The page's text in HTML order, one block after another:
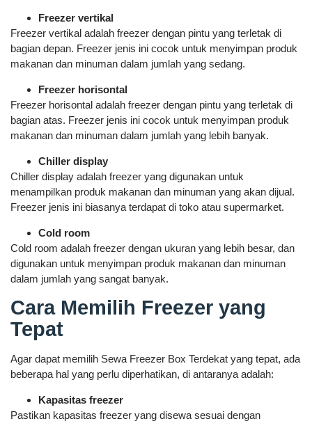
Freezer vertikal
Freezer vertikal adalah freezer dengan pintu yang terletak di
bagian depan. Freezer jenis ini cocok untuk menyimpan produk
makanan dan minuman dalam jumlah yang sedang.
Freezer horisontal
Freezer horisontal adalah freezer dengan pintu yang terletak di
bagian atas. Freezer jenis ini cocok untuk menyimpan produk
makanan dan minuman dalam jumlah yang lebih banyak.
Chiller display
Chiller display adalah freezer yang digunakan untuk
menampilkan produk makanan dan minuman yang akan dijual.
Freezer jenis ini biasanya terdapat di toko atau supermarket.
Cold room
Cold room adalah freezer dengan ukuran yang lebih besar, dan
digunakan untuk menyimpan produk makanan dan minuman
dalam jumlah yang sangat banyak.
Cara Memilih Freezer yang
Tepat
Agar dapat memilih Sewa Freezer Box Terdekat yang tepat, ada
beberapa hal yang perlu diperhatikan, di antaranya adalah:
Kapasitas freezer
Pastikan kapasitas freezer yang disewa sesuai dengan